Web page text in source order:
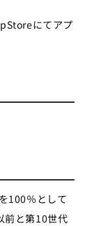
にてアプ
100％として
前と第10世代